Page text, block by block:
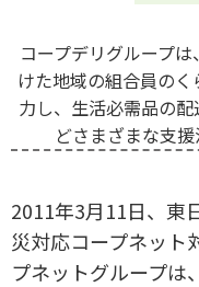
コープデリグループ
けた地域の組合員の
力し、生活必需品の
どさまざまな支
2011年3月11日、東
災対応コープネット
プネットグループは